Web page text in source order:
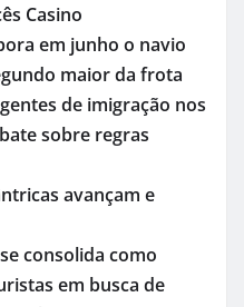
Casino
em junho o navio
maior da frota
de imigração nos
sobre regras
avançam e
consolida como
em busca de